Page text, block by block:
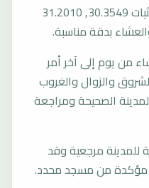
المرجع العام للمدينة يستخدم إحداثيات 30.3549, 31.2010
بدقة مناسبة.
من يوم إلى آخر أمر
والزوال والغروب
الصحيحة ومراجعة
للمدينة مرجعية وقد
مؤكدة من مسجد محدد.